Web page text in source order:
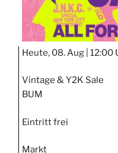
Heute, 08. Aug | 12:00
Vintage & Y2K Sale
BUM
Eintritt frei
Markt